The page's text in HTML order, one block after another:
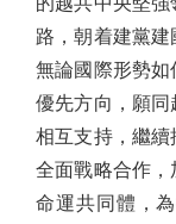
路，朝着建黨建
無論國際形勢
優先方向，願同
相互支持，繼
全面戰略合作
命運共同體，